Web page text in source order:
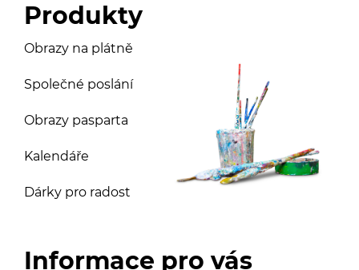
Produkty
Obrazy na plátně
Společné poslání
Obrazy pasparta
Kalendáře
Dárky pro radost
Informace pro vás